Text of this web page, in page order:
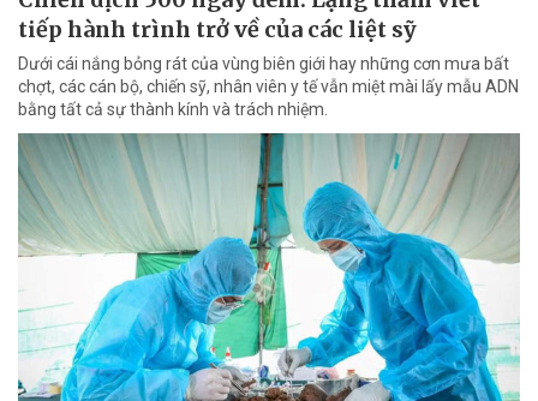
tiếp hành trình trở về của các liệt sỹ
Dưới cái nắng bỏng rát của vùng biên giới hay những cơn mưa bất
chợt, các cán bộ, chiến sỹ, nhân viên y tế vẫn miệt mài lấy mẫu ADN
bằng tất cả sự thành kính và trách nhiệm.